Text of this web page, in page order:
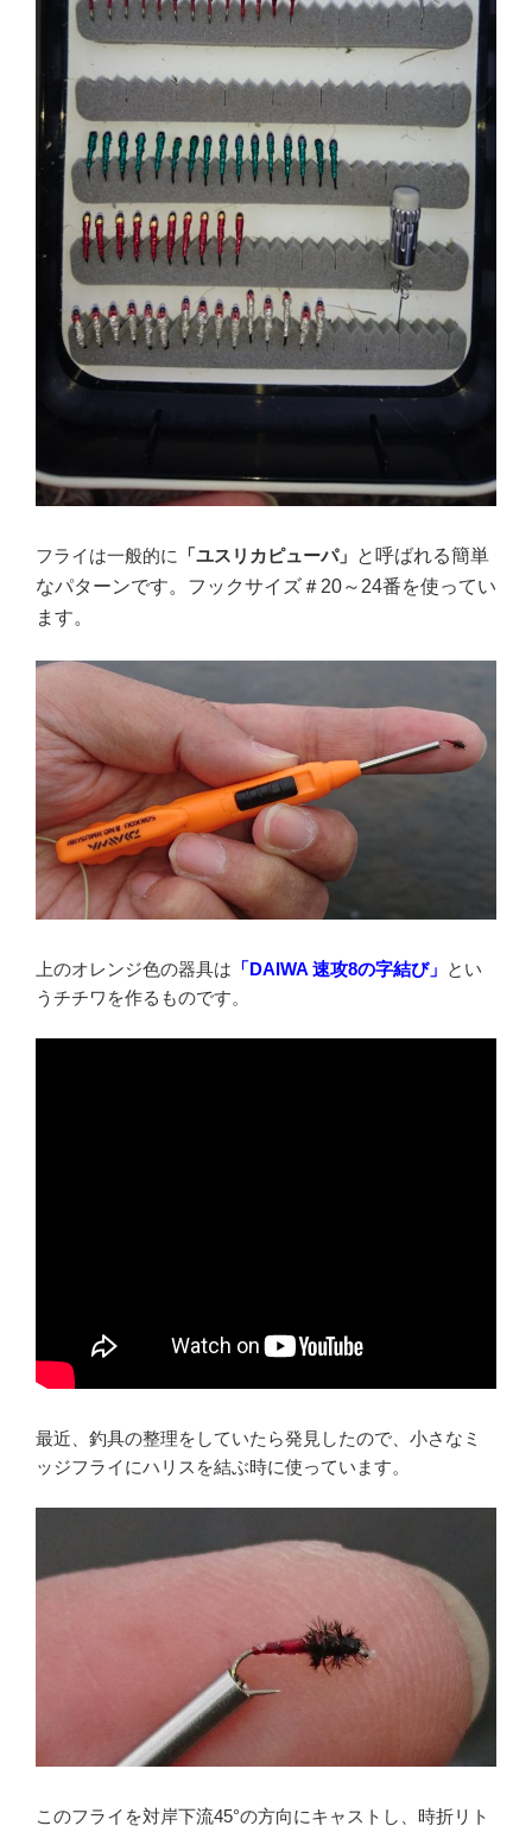
フライは一般的に 「ユスリカピューパ」 と呼ばれる簡単
なパターンです。フックサイズ＃20～24番を使ってい
ます。
上のオレンジ色の器具は 「DAIWA 速攻8の字結び」 とい
うチチワを作るものです。
最近、釣具の整理をしていたら発見したので、小さなミ
ッジフライにハリスを結ぶ時に使っています。
このフライを対岸下流45°の方向にキャストし、時折リト